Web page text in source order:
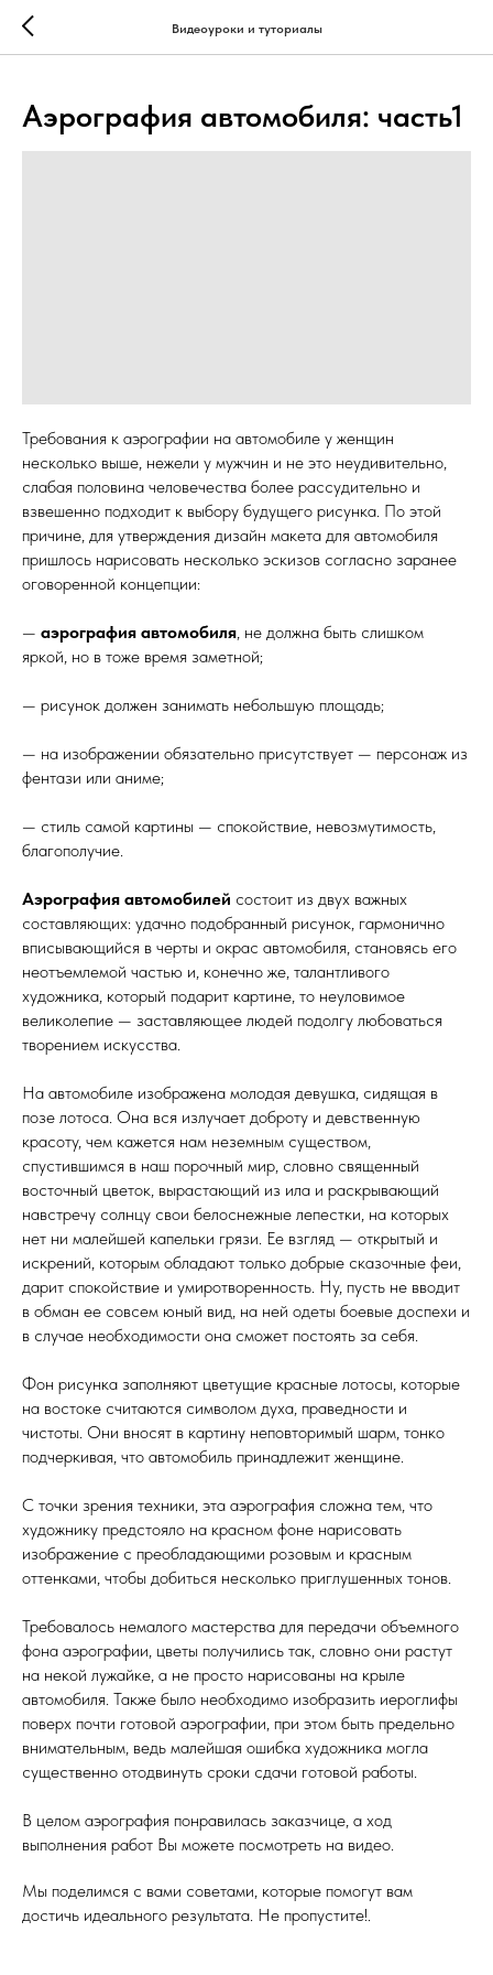
Видеоуроки и туториалы
Аэрография автомобиля: часть1
Требования к аэрографии на автомобиле у женщин
несколько выше, нежели у мужчин и не это неудивительно,
слабая половина человечества более рассудительно и
взвешенно подходит к выбору будущего рисунка. По этой
причине, для утверждения дизайн макета для автомобиля
пришлось нарисовать несколько эскизов согласно заранее
оговоренной концепции:
— аэрография автомобиля , не должна быть слишком
яркой, но в тоже время заметной;
— рисунок должен занимать небольшую площадь;
— на изображении обязательно присутствует — персонаж из
фентази или аниме;
— стиль самой картины — спокойствие, невозмутимость,
благополучие.
Аэрография автомобилей состоит из двух важных
составляющих: удачно подобранный рисунок, гармонично
вписывающийся в черты и окрас автомобиля, становясь его
неотъемлемой частью и, конечно же, талантливого
художника, который подарит картине, то неуловимое
великолепие — заставляющее людей подолгу любоваться
творением искусства.
На автомобиле изображена молодая девушка, сидящая в
позе лотоса. Она вся излучает доброту и девственную
красоту, чем кажется нам неземным существом,
спустившимся в наш порочный мир, словно священный
восточный цветок, вырастающий из ила и раскрывающий
навстречу солнцу свои белоснежные лепестки, на которых
нет ни малейшей капельки грязи. Ее взгляд — открытый и
искрений, которым обладают только добрые сказочные феи,
дарит спокойствие и умиротворенность. Ну, пусть не вводит
в обман ее совсем юный вид, на ней одеты боевые доспехи и
в случае необходимости она сможет постоять за себя.
Фон рисунка заполняют цветущие красные лотосы, которые
на востоке считаются символом духа, праведности и
чистоты. Они вносят в картину неповторимый шарм, тонко
подчеркивая, что автомобиль принадлежит женщине.
С точки зрения техники, эта аэрография сложна тем, что
художнику предстояло на красном фоне нарисовать
изображение с преобладающими розовым и красным
оттенками, чтобы добиться несколько приглушенных тонов.
Требовалось немалого мастерства для передачи объемного
фона аэрографии, цветы получились так, словно они растут
на некой лужайке, а не просто нарисованы на крыле
автомобиля. Также было необходимо изобразить иероглифы
поверх почти готовой аэрографии, при этом быть предельно
внимательным, ведь малейшая ошибка художника могла
существенно отодвинуть сроки сдачи готовой работы.
В целом аэрография понравилась заказчице, а ход
выполнения работ Вы можете посмотреть на видео.
Мы поделимся с вами советами, которые помогут вам
достичь идеального результата. Не пропустите!.